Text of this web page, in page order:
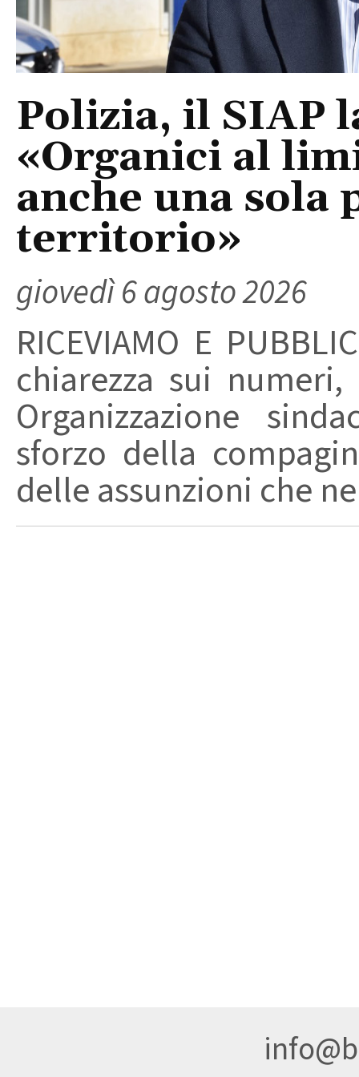
Polizia, il SIAP
«Organici al
anche una sola
territorio»
giovedì 6 agosto 2026
RICEVIAMO E
chiarezza sui
Organizzazione
sforzo della
delle assunzioni che